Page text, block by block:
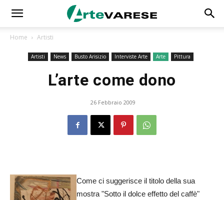
Home Artisti
Artisti News Busto Arisizio Interviste Arte Arte Pittura
L’arte come dono
26 Febbraio 2009
Come ci suggerisce il titolo della sua
mostra "Sotto il dolce effetto del caffè"